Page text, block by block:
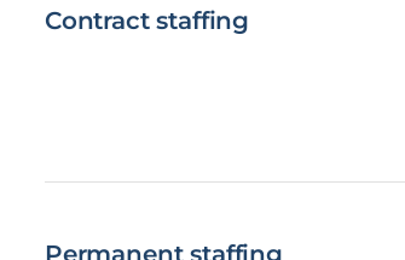
Contract staffing
Permanent staffing